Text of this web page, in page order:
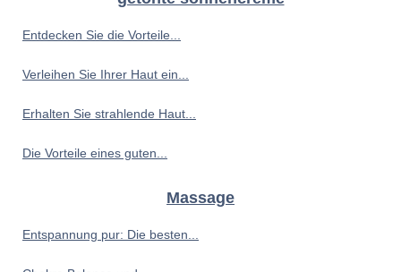
Entdecken Sie die Vorteile...
Verleihen Sie Ihrer Haut ein...
Erhalten Sie strahlende Haut...
Die Vorteile eines guten...
Massage
Entspannung pur: Die besten...